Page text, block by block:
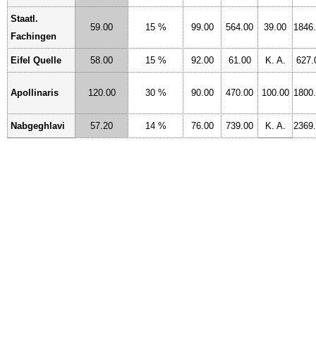
Staatl.
Fachingen
59.00 15 % 99.00 564.00 39.00
Eifel Quelle 58.00 15 % 92.00 61.00 K. A.
Apollinaris 120.00 30 % 90.00 470.00 100.00
Nabgeghlavi 57.20 14 % 76.00 739.00 K. A.